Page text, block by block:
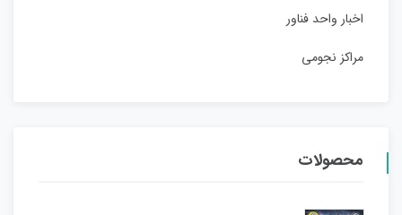
اخبار واحد فناور
مراکز نجومی
محصولات